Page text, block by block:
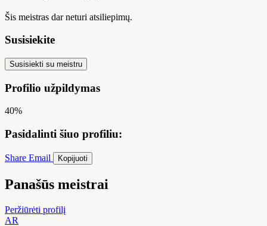
Šis meistras dar neturi atsiliepimų.
Susisiekite
Susisiekti su meistru
Profilio užpildymas
40%
Pasidalinti šiuo profiliu:
Share Email Kopijuoti
Panašūs meistrai
Peržiūrėti profilį
AR